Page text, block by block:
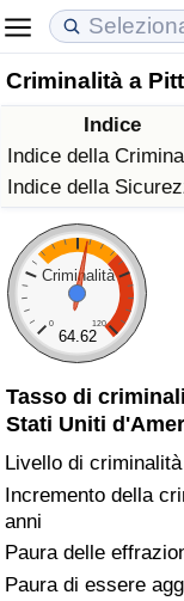
Criminalità a
Indice
Indice della
Indice della
Criminalità
0 120
64.62
Tasso di
Stati Uniti
Livello di criminalità
Incremento della
anni
Paura delle
Paura di essere
Costo della vita
Indice Del Costo
Indice Del Costo
Indice del Costo
ad Aqaba
Prezzi degli
Indice del Prezzo
Indice del Prezzo
Indice del Prezzo
Qualità della Vita
Indice della
Indice della
Indice della
Criminalità
Indice del Tasso
Indice della
Indice di
Assistenza